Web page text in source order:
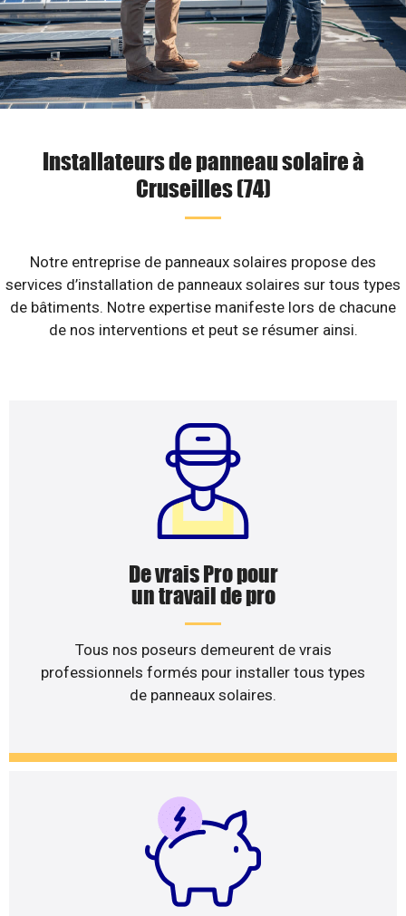
Installateurs de panneau solaire à
Cruseilles (74)
Notre entreprise de panneaux solaires propose des
services d’installation de panneaux solaires sur tous types
de bâtiments. Notre expertise manifeste lors de chacune
de nos interventions et peut se résumer ainsi.
De vrais Pro pour
un travail de pro
Tous nos poseurs demeurent de vrais
professionnels formés pour installer tous types
de panneaux solaires.